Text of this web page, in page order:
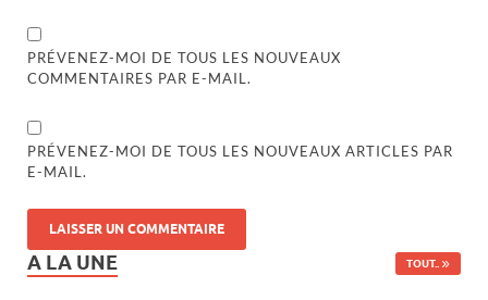
PRÉVENEZ-MOI DE TOUS LES NOUVEAUX
COMMENTAIRES PAR E-MAIL.
PRÉVENEZ-MOI DE TOUS LES NOUVEAUX ARTICLES PAR
E-MAIL.
A LA UNE TOUT..